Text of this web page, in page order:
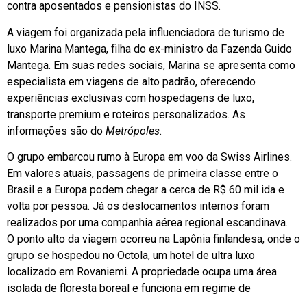
contra aposentados e pensionistas do INSS.
A viagem foi organizada pela influenciadora de turismo de
luxo Marina Mantega, filha do ex-ministro da Fazenda Guido
Mantega. Em suas redes sociais, Marina se apresenta como
especialista em viagens de alto padrão, oferecendo
experiências exclusivas com hospedagens de luxo,
transporte premium e roteiros personalizados. As
informações são do Metrópoles.
O grupo embarcou rumo à Europa em voo da Swiss Airlines.
Em valores atuais, passagens de primeira classe entre o
Brasil e a Europa podem chegar a cerca de R$ 60 mil ida e
volta por pessoa. Já os deslocamentos internos foram
realizados por uma companhia aérea regional escandinava.
O ponto alto da viagem ocorreu na Lapônia finlandesa, onde o
grupo se hospedou no Octola, um hotel de ultra luxo
localizado em Rovaniemi. A propriedade ocupa uma área
isolada de floresta boreal e funciona em regime de